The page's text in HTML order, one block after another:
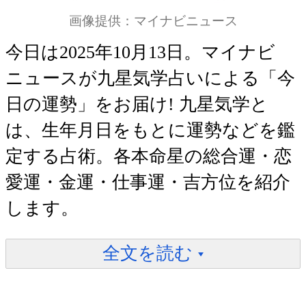
画像提供：マイナビニュース
今日は2025年10月13日。マイナビ
ニュースが九星気学占いによる「今
日の運勢」をお届け! 九星気学と
は、生年月日をもとに運勢などを鑑
定する占術。各本命星の総合運・恋
愛運・金運・仕事運・吉方位を紹介
します。
全文を読む